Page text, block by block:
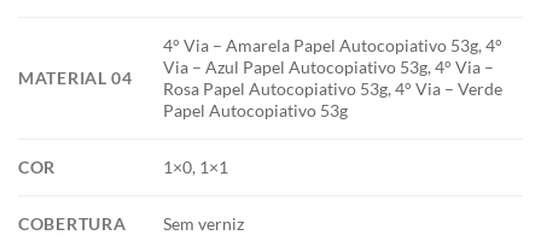
MATERIAL 04
4° Via – Amarela Papel Autocopiativo 53g, 4°
Via – Azul Papel Autocopiativo 53g, 4° Via –
Rosa Papel Autocopiativo 53g, 4° Via – Verde
Papel Autocopiativo 53g
COR 1×0, 1×1
COBERTURA Sem verniz